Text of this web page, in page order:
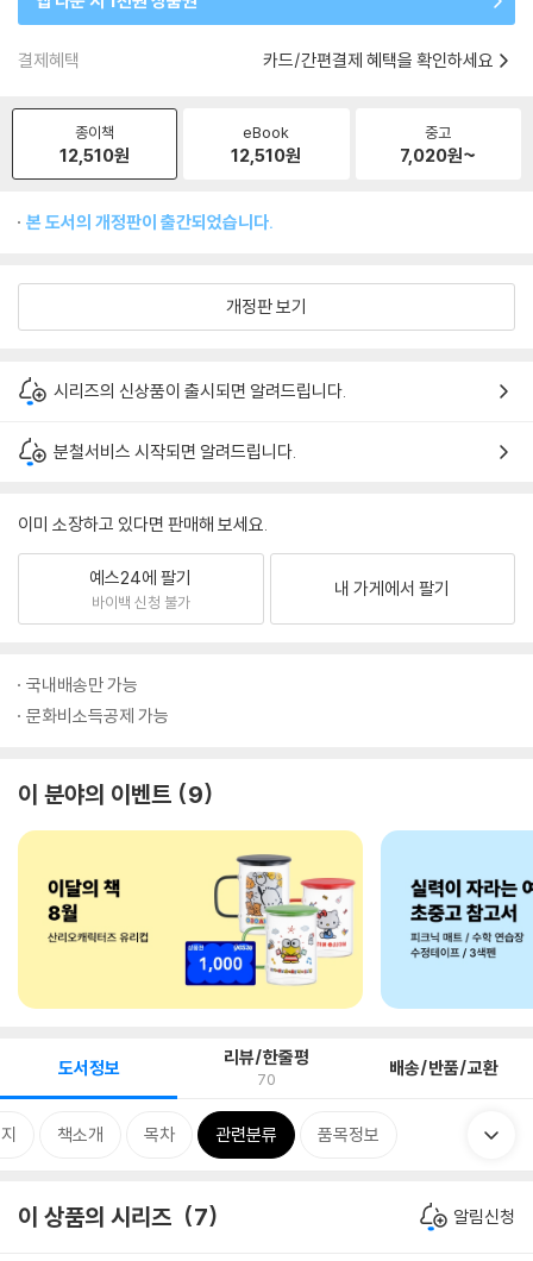
결제혜택 카드/간편결제 혜택을 확인하세요
종이책
12,510원
eBook
12,510원
중고
7,020원~
본 도서의 개정판이 출간되었습니다.
개정판 보기
시리즈의 신상품이 출시되면 알려드립니다.
분철서비스 시작되면 알려드립니다.
이미 소장하고 있다면 판매해 보세요.
예스24에 팔기
바이백 신청 불가
내 가게에서 팔기
국내배송만 가능
문화비소득공제 가능
이 분야의 이벤트 9
도서정보 리뷰/한줄평
70 배송/반품/교환
책소개 목차 관련분류 품목정보
이 상품의 시리즈 7 알림신청